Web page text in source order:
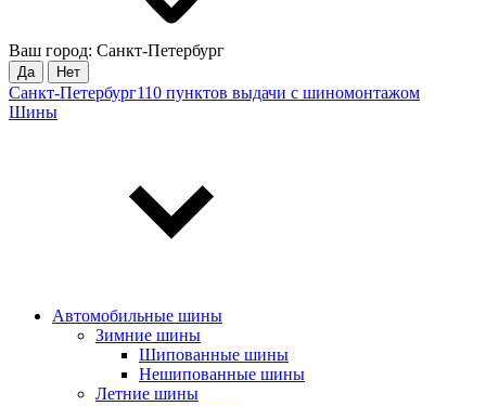
Ваш город: Санкт-Петербург
Да Нет
Санкт-Петербург110 пунктов выдачи с шиномонтажом
Шины
Автомобильные шины
Зимние шины
Шипованные шины
Нешипованные шины
Летние шины